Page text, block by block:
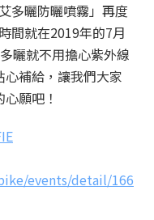
多曬防曬噴霧」再度
間就在2019年的7月
曬就不用擔心紫外線
補給，讓我們大家
願吧！
events/detail/166